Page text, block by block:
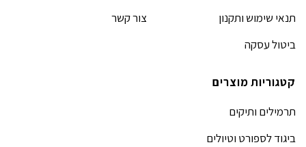
תנאי שימוש ותקנון
ביטול עסקה
צור קשר
קטגוריות מוצרים
תרמילים ותיקים
ביגוד לספורט וטיולים